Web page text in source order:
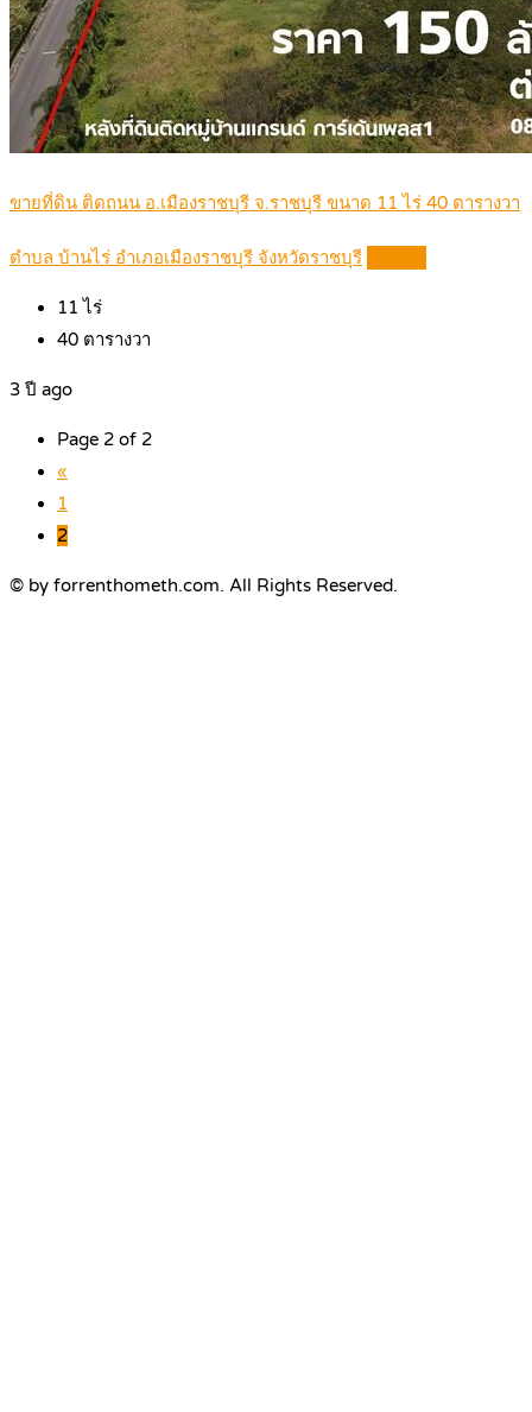
ขายที่ดิน ติดถนน อ.เมืองราชบุรี จ.ราชบุรี ขนาด 11 ไร่ 40 ตารางวา
ตำบล บ้านไร่ อำเภอเมืองราชบุรี จังหวัดราชบุรี
11 ไร่
40 ตารางวา
3 ปี ago
Page 2 of 2
«
1
2
© by forrenthometh.com. All Rights Reserved.